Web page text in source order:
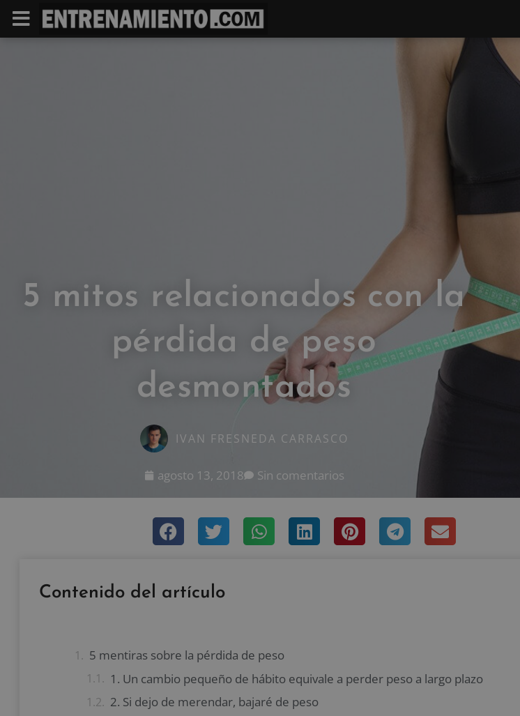
5 mitos relacionados con la
pérdida de peso
desmontados
IVAN FRESNEDA CARRASCO
agosto 13, 2018 Sin comentarios
Contenido del artículo
5 mentiras sobre la pérdida de peso
1. Un cambio pequeño de hábito equivale a perder peso a largo plazo
2. Si dejo de merendar, bajaré de peso